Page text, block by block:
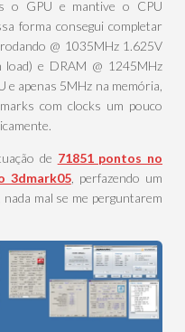
o GPU e mantive o CPU
forma consegui completar
@ 1035MHz 1.625V
load) e DRAM @ 1245MHz
e apenas 5MHz na memória,
com clocks um pouco
de 71851 pontos no
3dmark05, perfazendo um
mal se me perguntarem